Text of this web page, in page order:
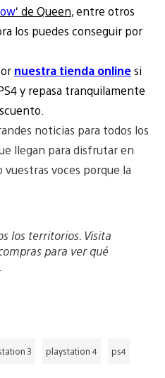
‘ de Queen, entre otros
los puedes conseguir por
nuestra tienda onlinesi
y repasa tranquilamente
noticias para todos los
llegan para disfrutar en
vuestras voces porque la
los territorios. Visita
para ver qué
3 playstation 4 ps4